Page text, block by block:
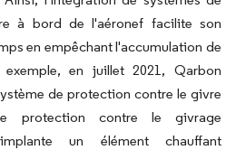
à bord de l'aéronef facilite son
en empêchant l'accumulation de
en juillet 2021, Qarbon
de protection contre le givre
protection contre le givrage
un élément chauffant